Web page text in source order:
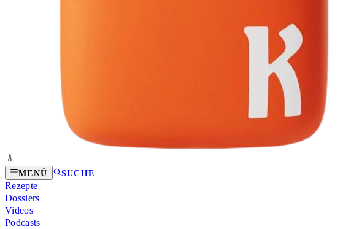
MENÜ SUCHE
Rezepte
Dossiers
Videos
Podcasts